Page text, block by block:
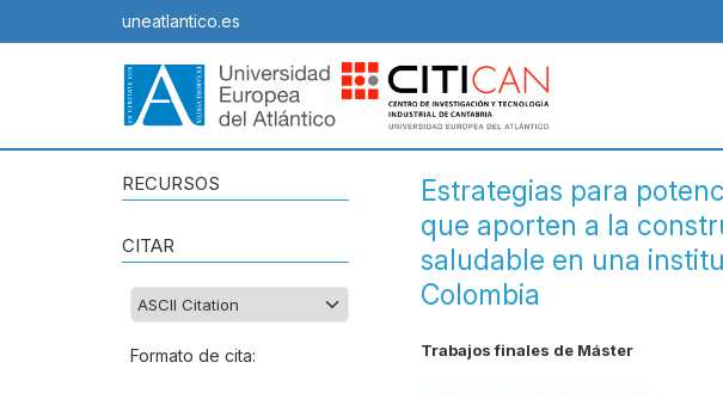
uneatlantico.es
RECURSOS
CITAR
Formato de cita:
Estrategias para
que aporten a la
saludable en una
Colombia
Trabajos finales de Máster